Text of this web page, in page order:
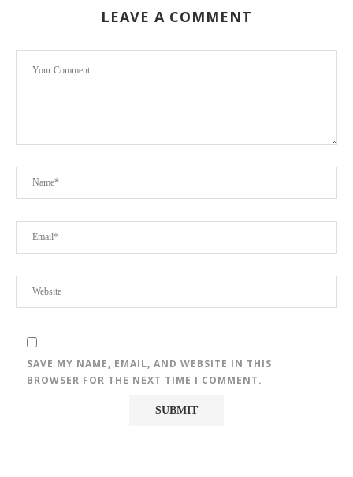
LEAVE A COMMENT
SAVE MY NAME, EMAIL, AND WEBSITE IN THIS
BROWSER FOR THE NEXT TIME I COMMENT.